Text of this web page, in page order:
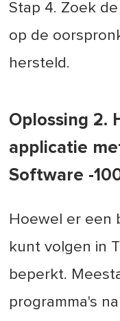
Stap 4. Zoek
op de
hersteld.
Oplossing 2.
applicatie
Software -
Hoewel er een
kunt volgen in
beperkt.
programma's